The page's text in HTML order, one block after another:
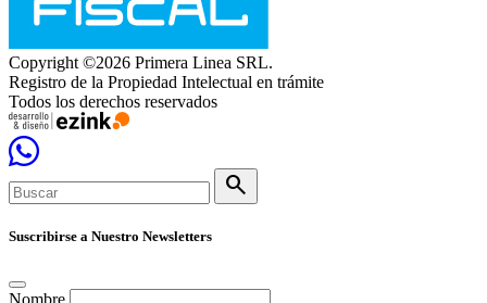
Copyright ©2026 Primera Linea SRL.
Registro de la Propiedad Intelectual en trámite
Todos los derechos reservados
search
Suscribirse a Nuestro Newsletters